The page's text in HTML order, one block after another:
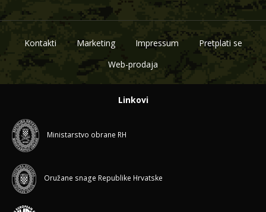
Kontakti Marketing Impressum
Pretplati se
Web-prodaja
Linkovi
Ministarstvo obrane RH
Oružane snage Republike Hrvatske